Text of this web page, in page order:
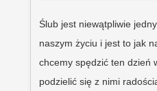
Ślub jest niewątpliwie
naszym życiu i jest to jak
chcemy spędzić ten dzień
podzielić się z nimi